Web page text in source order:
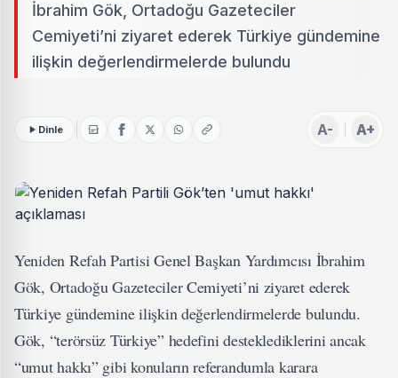
İbrahim Gök, Ortadoğu Gazeteciler
Cemiyeti’ni ziyaret ederek Türkiye gündemine
ilişkin değerlendirmelerde bulundu
Dinle A- A+
Yeniden Refah Partisi Genel Başkan Yardımcısı İbrahim
Gök, Ortadoğu Gazeteciler Cemiyeti’ni ziyaret ederek
Türkiye gündemine ilişkin değerlendirmelerde bulundu.
Gök, “terörsüz Türkiye” hedefini desteklediklerini ancak
“umut hakkı” gibi konuların referandumla karara